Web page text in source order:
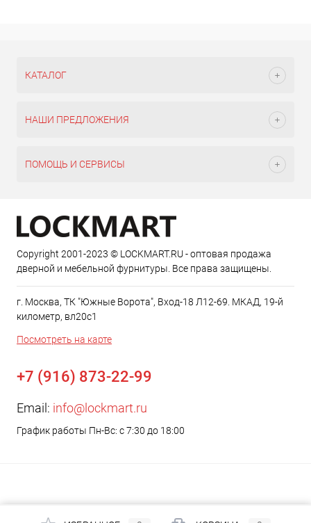
КАТАЛОГ
НАШИ ПРЕДЛОЖЕНИЯ
ПОМОЩЬ И СЕРВИСЫ
Copyright 2001-2023 © LOCKMART.RU - оптовая продажа
дверной и мебельной фурнитуры. Все права защищены.
г. Москва, ТК "Южные Ворота", Вход-18 Л12-69. МКАД, 19-й
километр, вл20с1
Посмотреть на карте
+7 (916) 873-22-99
Email: info@lockmart.ru
График работы Пн-Вс: с 7:30 до 18:00